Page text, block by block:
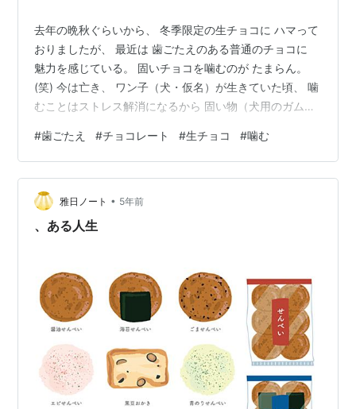
去年の晩秋ぐらいから、 冬季限定の生チョコに ハマって
おりましたが、 最近は 歯ごたえのある普通のチョコに
魅力を感じている。 固いチョコを噛むのが たまらん。
(笑) 今は亡き、 ワン子（犬・仮名）が生きていた頃、 噛
むことはストレス解消になるから 固い物（犬用のガム）
ありましたが、 人間も同じなのかな？？ あまり考えたこ
とがなかったけど 固いチョコを噛んでムシャムシャ食べ
て ストレス解消！ に、繋がっているのかは いまいち不
明ですが ナッツ類と一緒に食べると 噛むことに特化でき
るのでモアベターですね。 ランキング参加中雑談 ※私の
#歯ごたえ #チョコレート #生チョコ #噛む
雅日ノート • 5年前
、ある人生